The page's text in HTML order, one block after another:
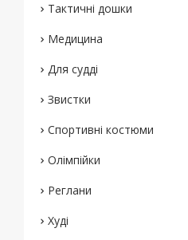
Тактичні дошки
Медицина
Для судді
Звистки
Спортивні костюми
Олімпійки
Реглани
Худі